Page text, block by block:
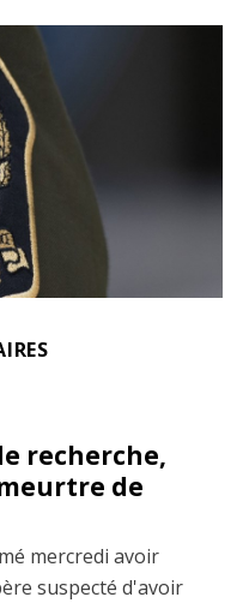
recherche,
de
mercredi avoir
suspecté d'avoir